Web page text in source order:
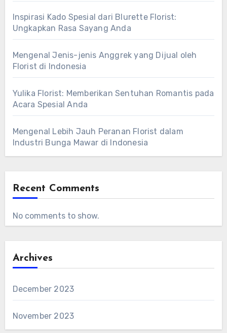
Inspirasi Kado Spesial dari Blurette Florist:
Ungkapkan Rasa Sayang Anda
Mengenal Jenis-jenis Anggrek yang Dijual oleh
Florist di Indonesia
Yulika Florist: Memberikan Sentuhan Romantis pada
Acara Spesial Anda
Mengenal Lebih Jauh Peranan Florist dalam
Industri Bunga Mawar di Indonesia
Recent Comments
No comments to show.
Archives
December 2023
November 2023